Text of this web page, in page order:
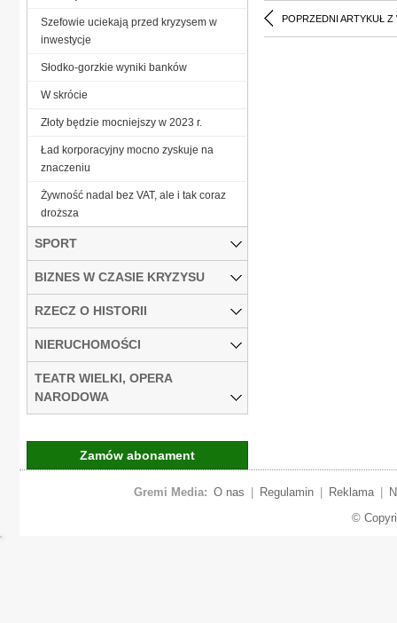
POPRZEDNI ARTYKUŁ Z
Szefowie uciekają przed kryzysem w
inwestycje
Słodko-gorzkie wyniki banków
W skrócie
Złoty będzie mocniejszy w 2023 r.
Ład korporacyjny mocno zyskuje na
znaczeniu
Żywność nadal bez VAT, ale i tak coraz
droższa
SPORT
BIZNES W CZASIE KRYZYSU
RZECZ O HISTORII
NIERUCHOMOŚCI
TEATR WIELKI, OPERA
NARODOWA
Zamów abonament
Gremi Media: O nas Regulamin Reklama
©